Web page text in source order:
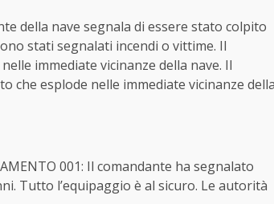
della nave segnala di essere stato colpito
stati segnalati incendi o vittime. Il
immediate vicinanze della nave. Il
che esplode nelle immediate vicinanze
001: Il comandante ha segnalato
Tutto l’equipaggio è al sicuro. Le autorità